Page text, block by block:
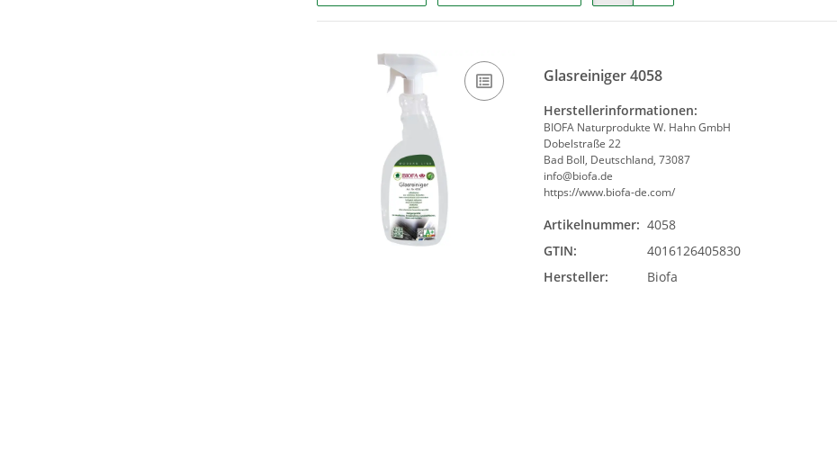
Glasreiniger 4058
Herstellerinformationen:
BIOFA Naturprodukte W. Hahn GmbH
Dobelstraße 22
Bad Boll, Deutschland, 73087
info@biofa.de
https://www.biofa-de.com/
Artikelnummer: 4058
GTIN:
4016126405830
Hersteller:
Biofa